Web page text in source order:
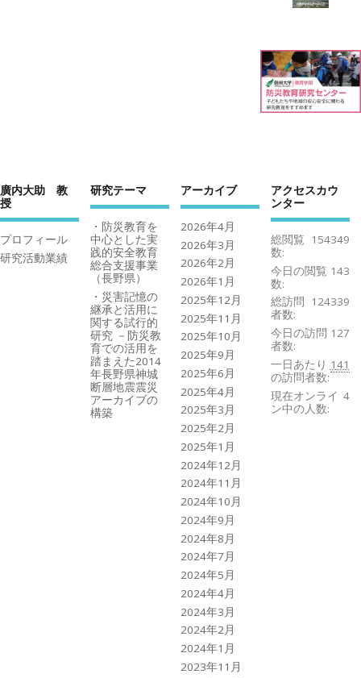
廣内大助 教
授
プロフィール
研究活動業績
研究テーマ
・防災教育を
中心とした実
践的安全教育
総合支援事業
（長野県）
・災害記憶の
継承と活用に
関する試行的
研究 －防災教
育での活用を
踏まえた2014
年長野県神城
断層地震震災
アーカイブの
構築
アーカイブ
2026年4月
2026年3月
2026年2月
2026年1月
2025年12月
2025年11月
2025年10月
2025年9月
2025年6月
2025年4月
2025年3月
2025年2月
2025年1月
2024年12月
2024年11月
2024年10月
2024年9月
2024年8月
2024年7月
2024年5月
2024年4月
2024年3月
2024年2月
2024年1月
2023年11月
アクセスカウ
ンター
154349
総閲覧
数:
143
今日の閲覧
数:
124339
総訪問
者数:
127
今日の訪問
者数:
141
一日あたり
の訪問者数:
4
現在オンライ
ン中の人数: